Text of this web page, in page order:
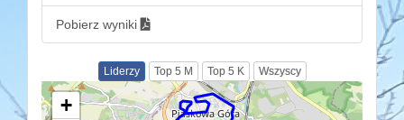
Pobierz wyniki
Liderzy Top 5 M Top 5 K Wszyscy
+